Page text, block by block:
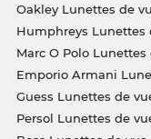
Oakley Lunettes de
Humphreys Lunettes
Marc O Polo Lunettes
Emporio Armani
Guess Lunettes de
Persol Lunettes de